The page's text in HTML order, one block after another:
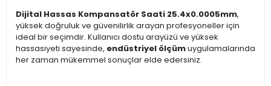
Dijital Hassas Kompansatör Saati 25.4x0.0005mm,
yüksek doğruluk ve güvenilirlik arayan profesyoneller için
ideal bir seçimdir. Kullanıcı dostu arayüzü ve yüksek
hassasiyeti sayesinde, endüstriyel ölçümuygulamalarında
her zaman mükemmel sonuçlar elde edersiniz.